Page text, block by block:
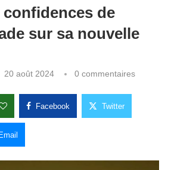
confidences de
sur sa nouvelle
20 août 2024 0 commentaires
Facebook Twitter
Email